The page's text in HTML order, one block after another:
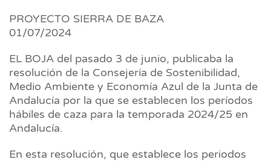
PROYECTO SIERRA DE BAZA
01/07/2024
EL BOJA del pasado 3 de junio, publicaba la
resolución de la Consejería de Sostenibilidad,
Medio Ambiente y Economía Azul de la Junta de
Andalucía por la que se establecen los períodos
hábiles de caza para la temporada 2024/25 en
Andalucía.
En esta resolución, que establece los periodos